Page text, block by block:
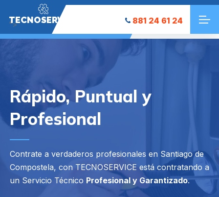
TECNOSERVICE
"> 881 24 61 24
Rápido, Puntual y
Profesional
Contrate a verdaderos profesionales en Santiago de
Compostela, con TECNOSERVICE está contratando a
un Servicio Técnico Profesional y Garantizado.